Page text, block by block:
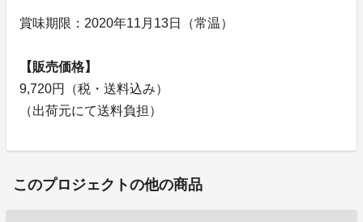
賞味期限：2020年11月13日（常温）
【販売価格】
9,720円（税・送料込み）
（出荷元にて送料負担）
このプロジェクトの他の商品